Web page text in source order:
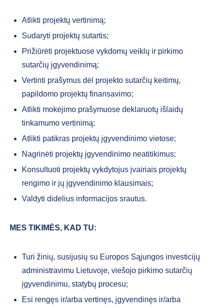
Atlikti projektų vertinimą;
Sudaryti projektų sutartis;
Prižiūrėti projektuose vykdomų veiklų ir pirkimo
sutarčių įgyvendinimą;
Vertinti prašymus dėl projekto sutarčių keitimų,
papildomo projektų finansavimo;
Atlikti mokėjimo prašymuose deklaruotų išlaidų
tinkamumo vertinimą;
Atlikti patikras projektų įgyvendinimo vietose;
Nagrinėti projektų įgyvendinimo neatitikimus;
Konsultuoti projektų vykdytojus įvairiais projektų
rengimo ir jų įgyvendinimo klausimais;
Valdyti didelius informacijos srautus.
MES TIKIMĖS, KAD TU:
Turi žinių, susijusių su Europos Sąjungos investicijų
administravimu Lietuvoje, viešojo pirkimo sutarčių
įgyvendinimu, statybų procesu;
Esi rengęs ir/arba vertinęs, įgyvendinęs ir/arba